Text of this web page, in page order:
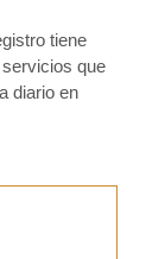
tiene
que
diario en